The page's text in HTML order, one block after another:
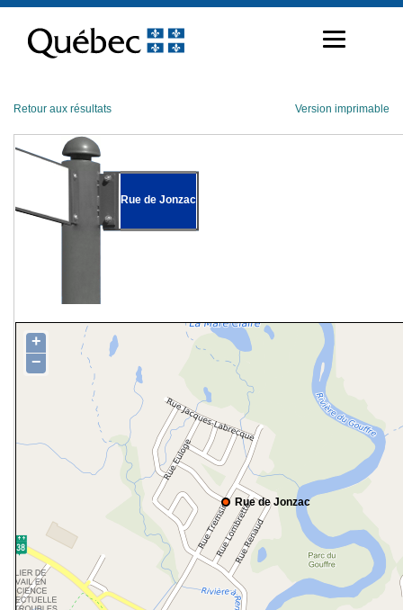
contenu
Retour aux résultats Version imprimable
Rue de Jonzac
Rue de Jonzac
+
−